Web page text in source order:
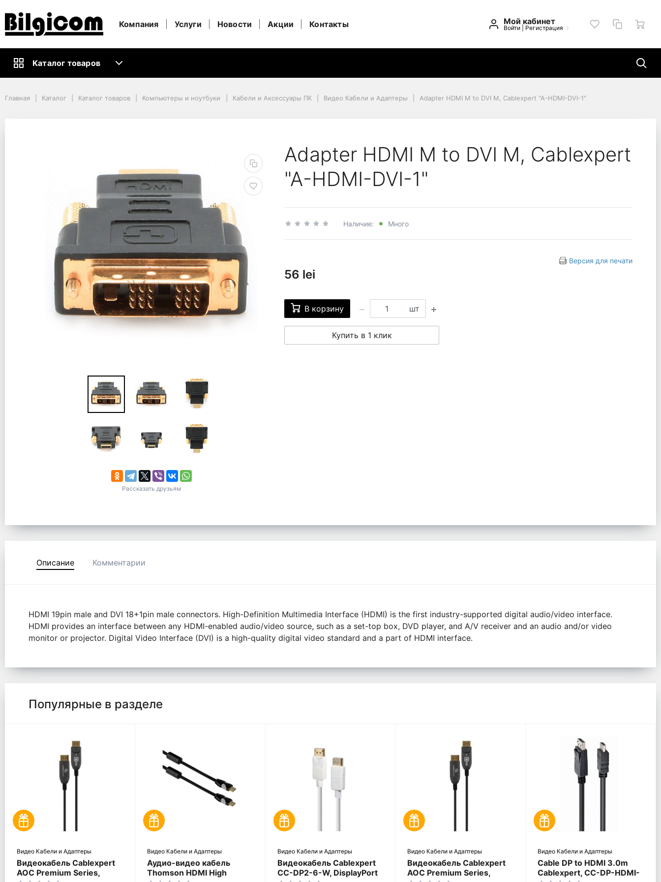
Мой кабинет
Войти| Регистрация
Компания Услуги Новости Акции Контакты
Каталог товаров
Главная
Компьютеры и ноутбуки
Кабели и Аксессуары ПК
Главная Каталог Каталог товаров Компьютеры и ноутбуки Кабели и Аксессуары ПК Видео Кабели и Адаптеры Adapter HDMI M to DVI M, Cablexpert "A-HDMI-DVI-1"
Рассказать друзьям
Adapter HDMI M to DVI M, Cablexpert
"A-HDMI-DVI-1"
Наличие: Много
Версия для печати
56 lei
В корзину шт
Купить в 1 клик
Описание Комментарии
HDMI 19pin male and DVI 18+1pin male connectors. High-Definition Multimedia Interface (HDMI) is the first industry-supported digital audio/video interface.
HDMI provides an interface between any HDMI-enabled audio/video source, such as a set-top box, DVD player, and A/V receiver and an audio and/or video
monitor or projector. Digital Video Interface (DVI) is a high-quality digital video standard and a part of HDMI interface.
Популярные в разделе
Видео Кабели и Адаптеры
Видеокабель Cablexpert
AOC Premium Series,
Видео Кабели и Адаптеры
Аудио-видео кабель
Thomson HDMI High
Видео Кабели и Адаптеры
Видеокабель Cablexpert
CC-DP2-6-W, DisplayPort
Видео Кабели и Адаптеры
Видеокабель Cablexpert
AOC Premium Series,
Видео Кабели и Адаптеры
Cable DP to HDMI 3.0m
Cablexpert, CC-DP-HDMI-